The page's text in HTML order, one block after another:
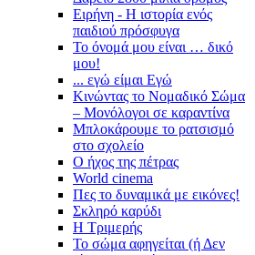
Ειρήνη - Η ιστορία ενός
παιδιού πρόσφυγα
Το όνομά μου είναι … δικό
μου!
... εγώ είμαι Εγώ
Κινώντας το Νομαδικό Σώμα
– Μονόλογοι σε καραντίνα
Μπλοκάρουμε το ρατσισμό
στο σχολείο
Ο ήχος της πέτρας
World cinema
Πες το δυναμικά με εικόνες!
Σκληρό καρύδι
Η Τριμερής
Το σώμα αφηγείται (ή Δεν